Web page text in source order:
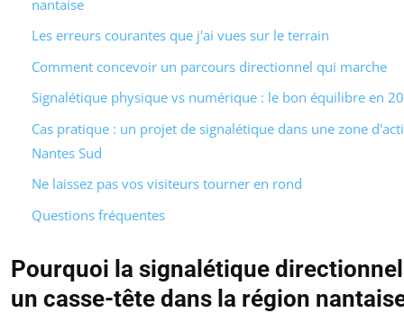
nantaise
Les erreurs courantes que j'ai vues sur le terrain
Comment concevoir un parcours directionnel qui marche
Signalétique physique vs numérique : le bon équilibre en
Cas pratique : un projet de signalétique dans une zone
Nantes Sud
Ne laissez pas vos visiteurs tourner en rond
Questions fréquentes
Pourquoi la signalétique
un casse-tête dans la région